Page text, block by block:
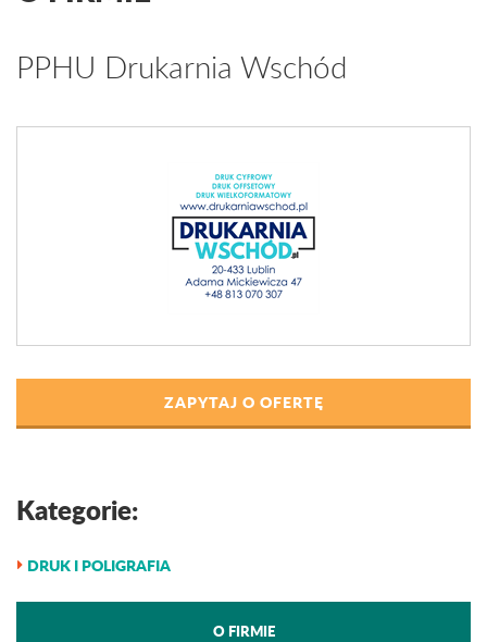
PPHU Drukarnia Wschód
ZAPYTAJ O OFERTĘ
Kategorie:
DRUK I POLIGRAFIA
O FIRMIE